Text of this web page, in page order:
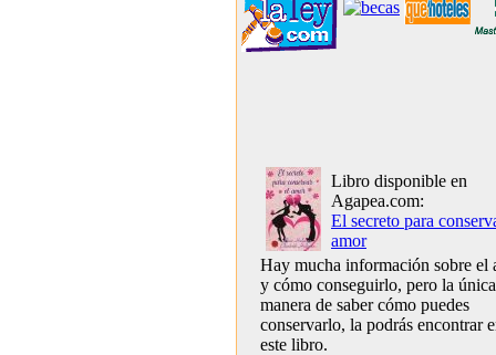
Libro disponible en
Agapea.com:
El secreto para
amor
Hay mucha información sobre el
y cómo conseguirlo, pero la única
manera de saber cómo puedes
conservarlo, la podrás encontrar
este libro.